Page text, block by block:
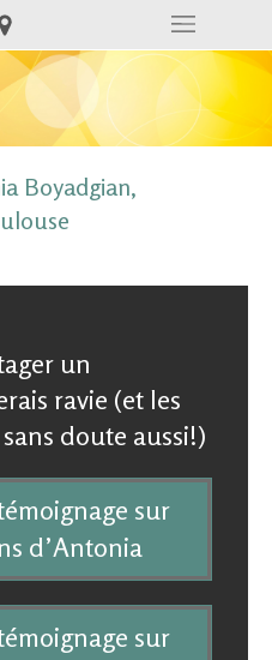
Boyadgian,
un
ravie (et les
doute aussi!)
sur
d’Antonia
sur